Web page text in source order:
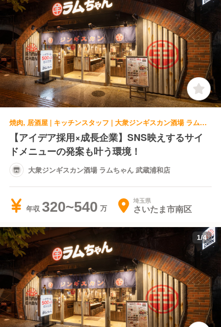
焼肉, 居酒屋 | キッチンスタッフ | 大衆ジンギスカン酒場 ラムちゃん 武蔵浦和店
【アイデア採用×成長企業】SNS映えするサイ
ドメニューの発案も叶う環境！
大衆ジンギスカン酒場 ラムちゃん 武蔵浦和店
年収 320~540 埼玉県
さいたま市南区
1/4